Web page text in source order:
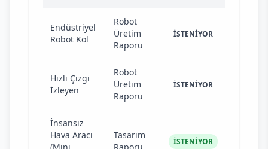
Endüstriyel
Robot Kol
Robot
Üretim
Raporu
İSTENİYOR
Hızlı Çizgi
İzleyen
Robot
Üretim
Raporu
İSTENİYOR
İnsansız
Hava Aracı
(Mini
Tasarım
Raporu
İSTENİYOR